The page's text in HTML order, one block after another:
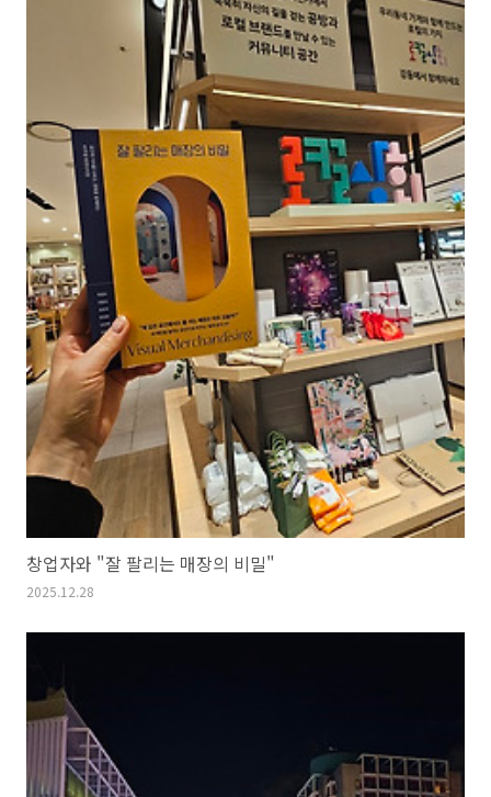
창업자와 "잘 팔리는 매장의 비밀"
2025.12.28